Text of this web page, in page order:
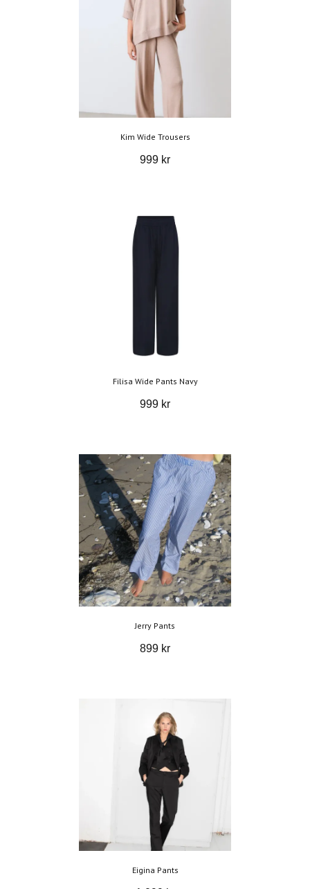
Kim Wide Trousers
999 kr
Filisa Wide Pants Navy
999 kr
Jerry Pants
899 kr
Eigina Pants